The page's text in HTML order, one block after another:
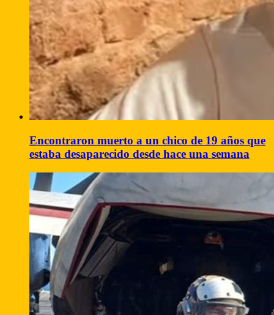
Encontraron muerto a un chico de 19 años que
estaba desaparecido desde hace una semana